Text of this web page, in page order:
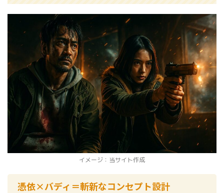
イメージ：当サイト作成
憑依×バディ＝斬新なコンセプト設計